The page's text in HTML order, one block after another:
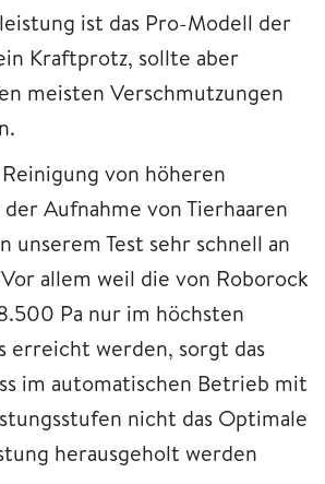
ist das Pro-Modell der
Kraftprotz, sollte aber
meisten Verschmutzungen
von höheren
Aufnahme von Tierhaaren
unserem Test sehr schnell an
allem weil die von Roborock
Pa nur im höchsten
erreicht werden, sorgt das
im automatischen Betrieb mit
nicht das Optimale
herausgeholt werden